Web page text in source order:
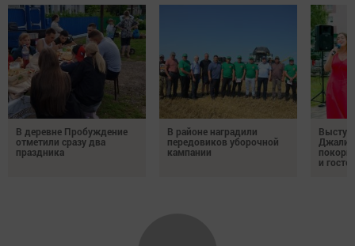
В деревне Пробуждение
отметили сразу два
праздника
В районе наградили
передовиков уборочной
кампании
и